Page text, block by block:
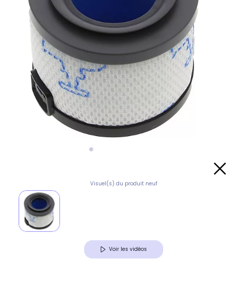
Visuel(s) du produit neuf
Voir les vidéos